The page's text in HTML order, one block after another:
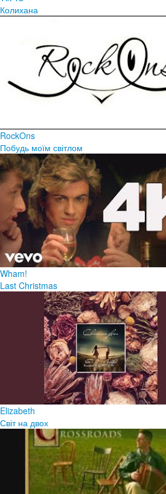
Колихана
RockOns
Побудь моїм світлом
Wham!
Last Christmas
Elizabeth
Світ на двох